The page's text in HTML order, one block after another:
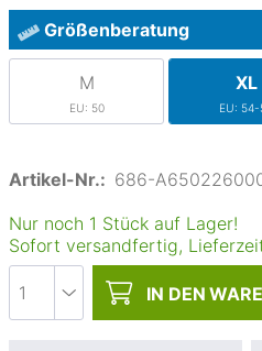
Größenberatung
M
EU: 50
XL
EU: 54-
Artikel-Nr.: 686-
Nur noch 1 Stück auf Lager!
Sofort versandfertig,
IN DEN